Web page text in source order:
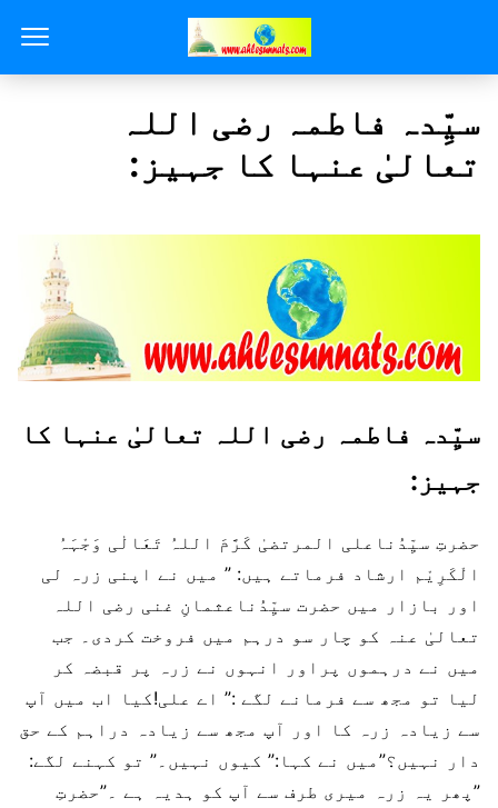
سیِّدہ فاطمہ رضی اللہ
تعالیٰ عنہا کا جہیز:
سیِّدہ فاطمہ رضی اللہ تعالیٰ عنہا کا
جہیز:
حضرتِ سیِّدُناعلی المرتضیٰ کَرَّمَ اللہُ تَعَالٰی وَجْہَہُ
الْکَرِیْم ارشاد فرماتے ہیں: ” میں نے اپنی زرہ لی
اور بازار میں حضرت سیِّدُناعثمانِ غنی رضی اللہ
تعالیٰ عنہ کو چار سو درہم میں فروخت کردی۔ جب
میں نے درہموں پراور انہوں نے زرہ پر قبضہ کر
لیا تو مجھ سے فرمانے لگے :” اے علی!کیا اب میں آپ
سے زیادہ زرہ کا اور آپ مجھ سے زیادہ دراہم کے حق
دار نہیں؟”میں نے کہا:” کیوں نہیں۔” تو کہنے لگے:
”پھر یہ زرہ میری طرف سے آپ کو ہدیہ ہے ۔”حضرتِ